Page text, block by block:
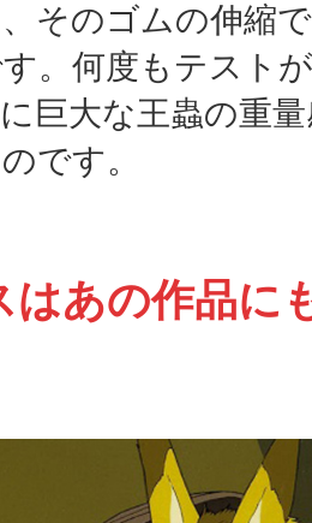
そのゴムの伸縮
。何度もテスト
巨大な王蟲の重
です。
はあの作品に